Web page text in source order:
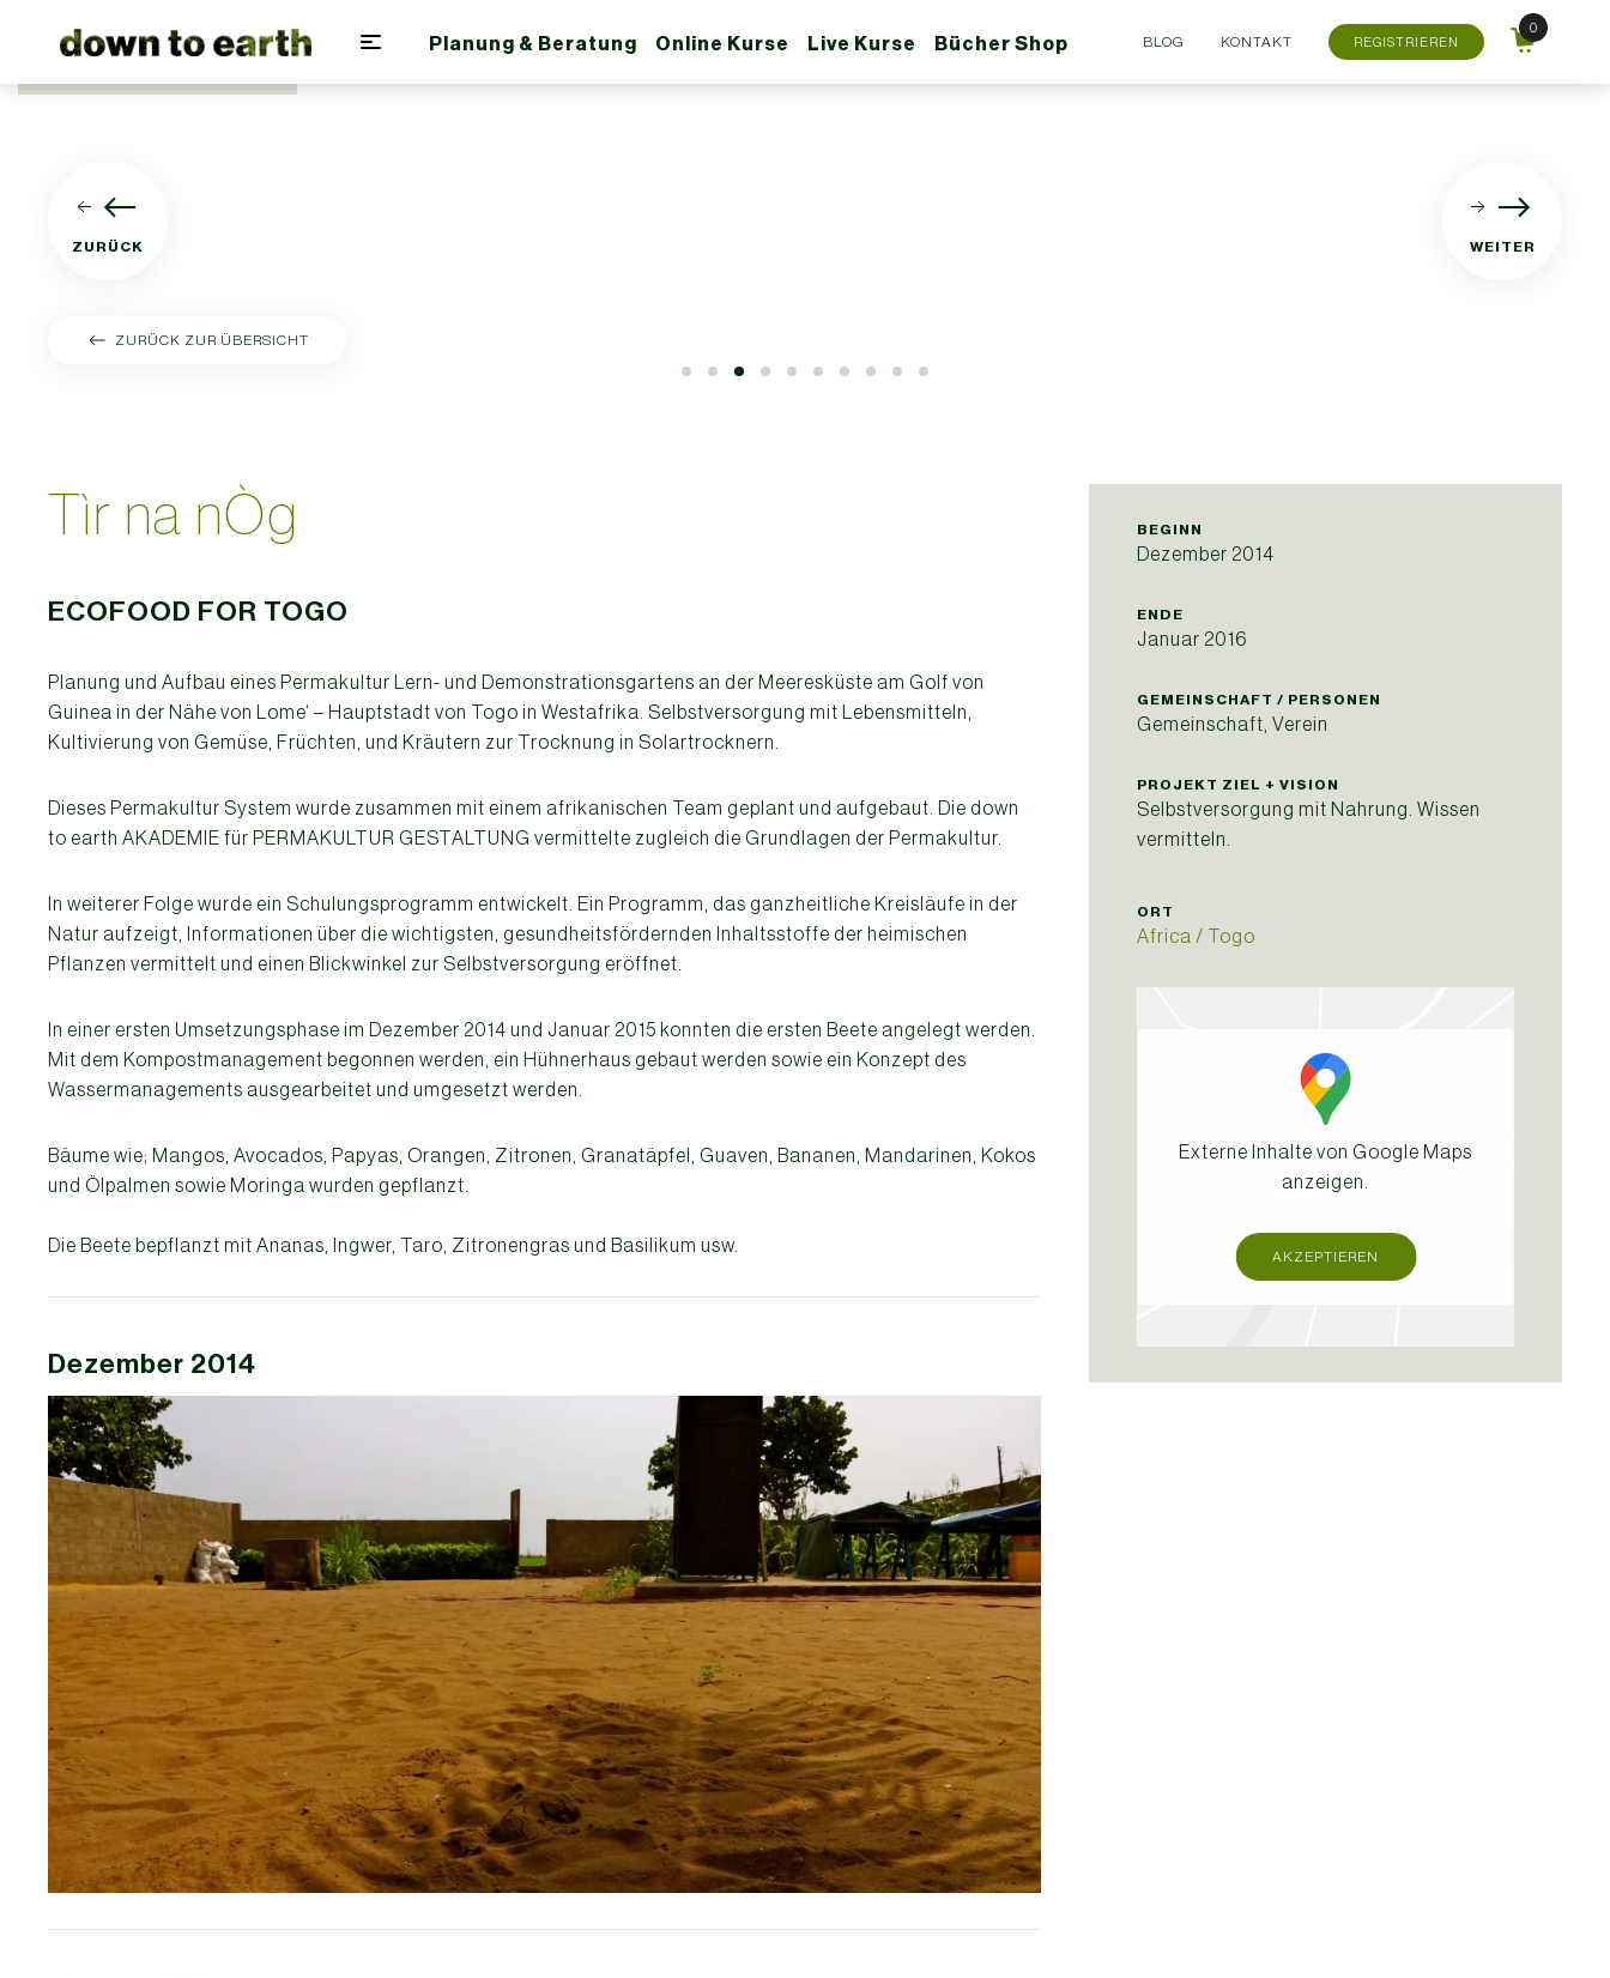
Planung & Beratung Online Kurse Live Kurse Bücher Shop BLOG KONTAKT REGISTRIEREN
Zum Hauptinhalt springen
ZURÜCK WEITER
ZURÜCK ZUR ÜBERSICHT
Tìr na nÒg
ECOFOOD FOR TOGO
Planung und Aufbau eines Permakultur Lern- und Demonstrationsgartens an der Meeresküste am Golf von
Guinea in der Nähe von Lome‘ – Hauptstadt von Togo in Westafrika. Selbstversorgung mit Lebensmitteln,
Kultivierung von Gemüse, Früchten, und Kräutern zur Trocknung in Solartrocknern.
Dieses Permakultur System wurde zusammen mit einem afrikanischen Team geplant und aufgebaut. Die down
to earth AKADEMIE für PERMAKULTUR GESTALTUNG vermittelte zugleich die Grundlagen der Permakultur.
In weiterer Folge wurde ein Schulungsprogramm entwickelt. Ein Programm, das ganzheitliche Kreisläufe in der
Natur aufzeigt, Informationen über die wichtigsten, gesundheitsfördernden Inhaltsstoffe der heimischen
Pflanzen vermittelt und einen Blickwinkel zur Selbstversorgung eröffnet.
In einer ersten Umsetzungsphase im Dezember 2014 und Januar 2015 konnten die ersten Beete angelegt werden.
Mit dem Kompostmanagement begonnen werden, ein Hühnerhaus gebaut werden sowie ein Konzept des
Wassermanagements ausgearbeitet und umgesetzt werden.
Bäume wie; Mangos, Avocados, Papyas, Orangen, Zitronen, Granatäpfel, Guaven, Bananen, Mandarinen, Kokos
und Ölpalmen sowie Moringa wurden gepflanzt.
Die Beete bepflanzt mit Ananas, Ingwer, Taro, Zitronengras und Basilikum usw.
Dezember 2014
BEGINN
Dezember 2014
ENDE
Januar 2016
GEMEINSCHAFT / PERSONEN
Gemeinschaft, Verein
PROJEKT ZIEL + VISION
Selbstversorgung mit Nahrung. Wissen
vermitteln.
ORT
Africa / Togo
Externe Inhalte von Google Maps
anzeigen.
AKZEPTIEREN